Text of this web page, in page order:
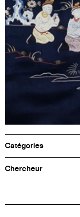
Catégories
Chercheur